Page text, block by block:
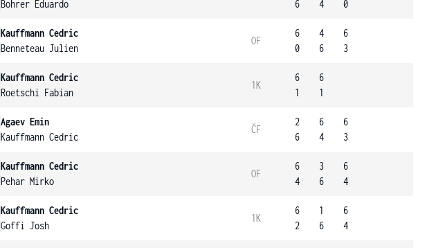
Bohrer Eduardo
6
4
0
Kauffmann Cedric
Benneteau Julien
OF
6
0
4
6
6
3
Kauffmann Cedric
Roetschi Fabian
1K
6
1
6
1
Agaev Emin
Kauffmann Cedric
ČF
2
6
6
4
6
3
Kauffmann Cedric
Pehar Mirko
OF
6
4
3
6
6
4
Kauffmann Cedric
Goffi Josh
1K
6
2
1
6
6
4